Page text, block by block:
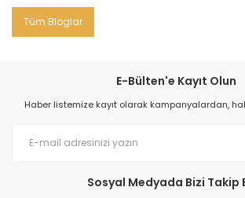
Tüm Bloglar
E-Bülten'e Kayıt Olun
Haber listemize kayıt olarak kampanyalardan,
Sosyal Medyada Bizi Takip